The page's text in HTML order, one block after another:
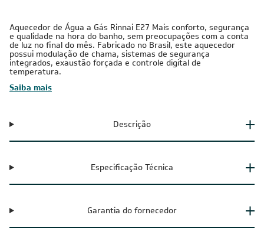
Aquecedor de Água a Gás Rinnai E27 Mais conforto, segurança
e qualidade na hora do banho, sem preocupações com a conta
de luz no final do mês. Fabricado no Brasil, este aquecedor
possui modulação de chama, sistemas de segurança
integrados, exaustão forçada e controle digital de
temperatura.
Saiba mais
Descrição
Especificação Técnica
Garantia do fornecedor